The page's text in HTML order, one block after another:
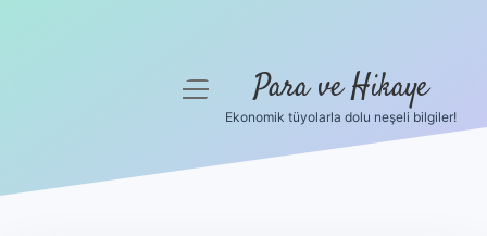
menüyü
Para ve Hikaye
Ekonomik tüyolarla dolu neşeli bilgiler!